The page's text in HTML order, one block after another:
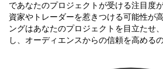
であなたのプロジェクトが受ける注目度
資家やトレーダーを惹きつける可能性が
ングはあなたのプロジェクトを目立たせ
し、オーディエンスからの信頼を高める